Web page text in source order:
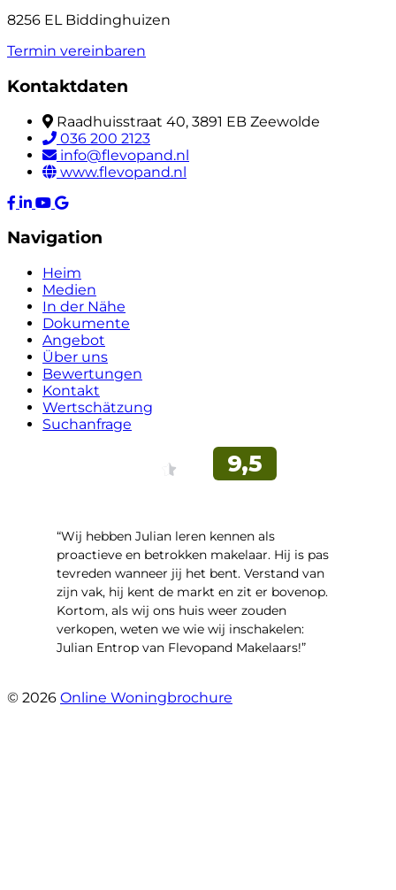
8256 EL Biddinghuizen
Termin vereinbaren
Kontaktdaten
Raadhuisstraat 40, 3891 EB Zeewolde
036 200 2123
info@flevopand.nl
www.flevopand.nl
Navigation
Heim
Medien
In der Nähe
Dokumente
Angebot
Über uns
Bewertungen
Kontakt
Wertschätzung
Suchanfrage
“Wij hebben Julian leren kennen als
proactieve en betrokken makelaar. Hij is pas
tevreden wanneer jij het bent. Verstand van
zijn vak, hij kent de markt en zit er bovenop.
Kortom, als wij ons huis weer zouden
verkopen, weten we wie wij inschakelen:
Julian Entrop van Flevopand Makelaars!”
© 2026 Online Woningbrochure